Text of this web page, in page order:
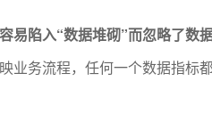
陷入“数据堆砌”而忽略了数
业务流程，任何一个数据指标